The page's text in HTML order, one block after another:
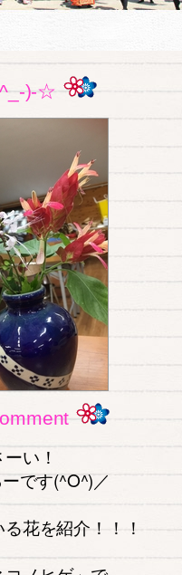
)-☆
い！
です(^O^)／
花を紹介！！！